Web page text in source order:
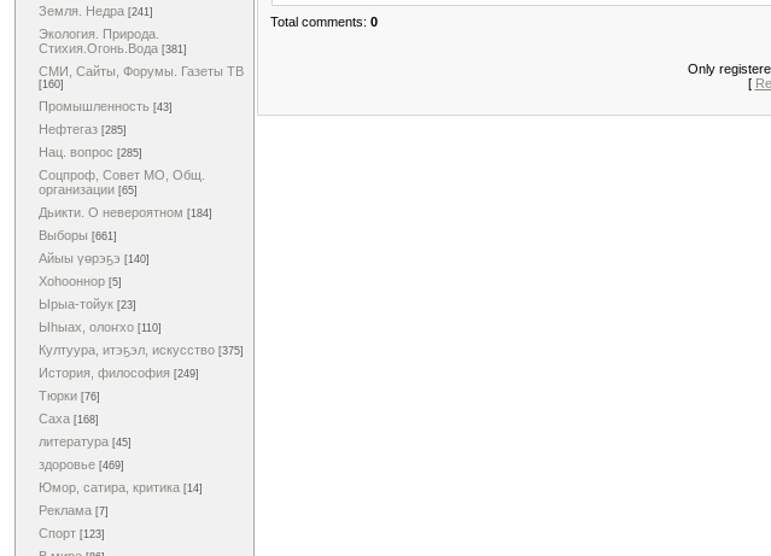
Земля. Недра [241]
Экология. Природа.
Стихия.Огонь.Вода [381]
СМИ, Сайты, Форумы. Газеты ТВ
[160]
Промышленность [43]
Нефтегаз [285]
Нац. вопрос [285]
Соцпроф, Совет МО, Общ.
организации [65]
Дьикти. О невероятном [184]
Выборы [661]
Айыы үөрэҕэ [140]
Хоһооннор [5]
Ырыа-тойук [23]
Ыһыах, олоҥхо [110]
Култуура, итэҕэл, искусство [375]
История, философия [249]
Тюрки [76]
Саха [168]
литература [45]
здоровье [469]
Юмор, сатира, критика [14]
Реклама [7]
Спорт [123]
Total comments: 0
Only
[